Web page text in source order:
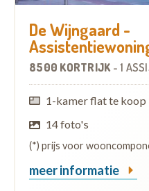
De Wijngaard -
8500 KORTRIJK - 1
1-kamer flat te koop
14 foto's
(*) prijs voor
meer informatie